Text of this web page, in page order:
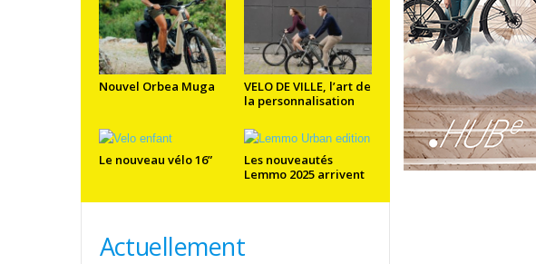
Nouvel Orbea Muga
VELO DE VILLE, l’art de
la personnalisation
Le nouveau vélo 16”
Les nouveautés
Lemmo 2025 arrivent
Actuellement